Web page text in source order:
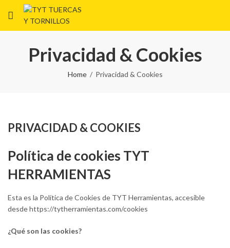
Privacidad & Cookies
Home Privacidad & Cookies
PRIVACIDAD & COOKIES
Política de cookies TYT
HERRAMIENTAS
Esta es la Política de Cookies de TYT Herramientas, accesible
desde https://tytherramientas.com/cookies
¿Qué son las cookies?